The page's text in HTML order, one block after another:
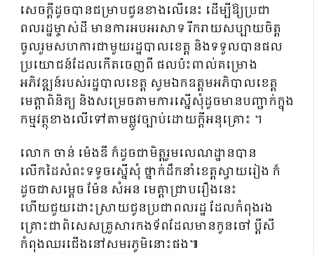
សេចក្តីដូចបានជម្រាបជូនខាងលើនេះ ដើម្បីឱ្យប្រជា
ពលរដ្ឋម្ចាស់ដី មានការអបអរសាទ រីករាយសប្បាយចិត្ត
ចូលរួមសហការជាមួយរដ្ឋបាលខេត្ត និងទទួលបានផល
ប្រយោជន៍ដែលកើតចេញពី ផលប៉ះពាល់គម្រោង
អភិវឌ្ឍន៍របស់រដ្ឋបាលខេត្ត សូមឯកឧត្តមអភិបាលខេត្ត
មេត្តាពិនិត្យ និងសម្រេចតាមការស្នើសុំដូចមានបញ្ជាក់ក្នុង
កម្មវត្ថុខាងលើទៅតាមផ្លូវច្បាប់ដោយក្ដីអនុគ្រោះ ។
លោក ចាន់ ម៉េងឌី ក៏ដូចជាមិត្តរួមលេណដ្ឋានបាន
លើកដៃសំពះទទូចស្នើសុំ ថ្នាក់ដឹកនាំខេត្តស្វាយរៀង ក៏
ដូចជាសម្តេច ម៉ែន សំអន មេត្តាជ្រាបរឿងនេះ
ហើយជួយដោះស្រាយជូនប្រជាពលរដ្ឋ ដែលកំពុងរង
គ្រោះជាពិសេសគ្រួសារកងទ័ពដែលមានកូនចៅ ប្ដីសី
កំពុងឈរជើងនៅសមរភូមិនោះផង៕